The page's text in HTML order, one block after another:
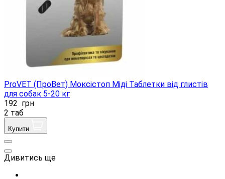
ProVET (ПроВет) Моксістоп Міді Таблетки від глистів
для собак 5-20 кг
192 грн
2 таб
Купити
Дивитись ще